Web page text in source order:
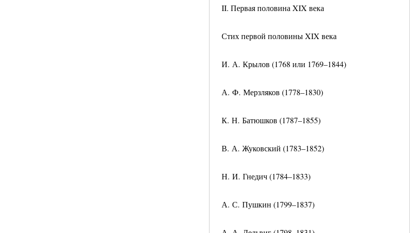
II. Первая половина XIX века
Стих первой половины XIX века
И. А. Крылов (1768 или 1769–1844)
А. Ф. Мерзляков (1778–1830)
К. Н. Батюшков (1787–1855)
В. А. Жуковский (1783–1852)
Н. И. Гнедич (1784–1833)
А. С. Пушкин (1799–1837)